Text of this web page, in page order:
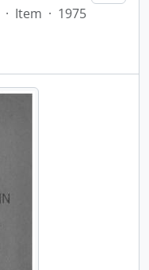
· Item · 1975